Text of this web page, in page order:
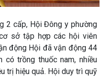
2 cấp, Hội Đông y phường
sở tập hợp các hội viên
động Hội đã vận động 44
có trồng thuốc nam, nhiều
trị hiệu quả. Hội duy trì quỹ